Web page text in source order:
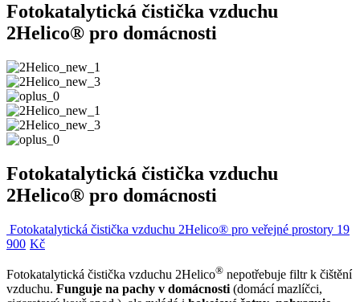
Fotokatalytická čistička vzduchu
2Helico® pro domácnosti
Fotokatalytická čistička vzduchu
2Helico® pro domácnosti
Fotokatalytická čistička vzduchu 2Helico® pro veřejné prostory 19
900 Kč
Fotokatalytická čistička vzduchu 2Helico® nepotřebuje filtr k čištění
vzduchu. Funguje na pachy v domácnosti (domácí mazlíčci,